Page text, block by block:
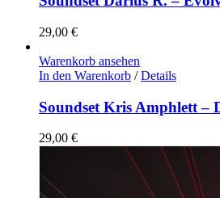
29,00 €
Warenkorb ansehen
In den Warenkorb / Details
Soundset Kris Amphlett –
29,00 €